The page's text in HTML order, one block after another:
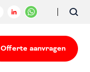
Offerte aanvragen